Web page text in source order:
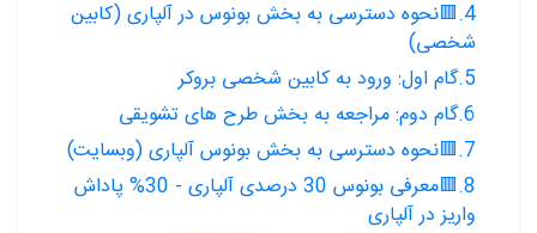
4.🟥نحوه دسترسی به بخش بونوس در آلپاری (کابین
شخصی)
5.گام اول: ورود به کابین شخصی بروکر
6.گام دوم: مراجعه به بخش طرح های تشویقی
7.🟥نحوه دسترسی به بخش بونوس آلپاری (وبسایت)
8.🟥معرفی بونوس 30 درصدی آلپاری - 30% پاداش
واریز در آلپاری